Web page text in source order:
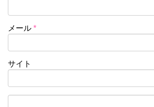
メール *
サイト